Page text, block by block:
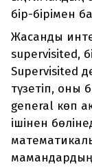
бір-бірімен
Жасанды
supervisited,
Supervisited
түзетіп, оны
general көп
ішінен